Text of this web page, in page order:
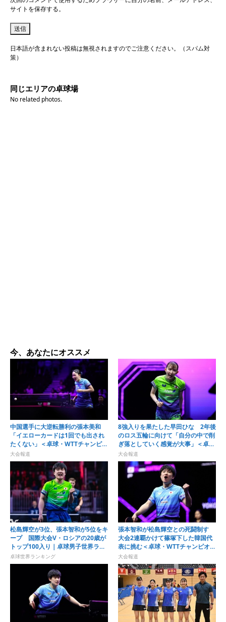
サイトを保存する。
日本語が含まれない投稿は無視されますのでご注意ください。（スパム対
策）
同じエリアの卓球場
No related photos.
今、あなたにオススメ
中国選手に大逆転勝利の張本美和
「イエローカードは1回でも出され
たくない」＜卓球・WTTチャンピオ
ンズ横浜2026＞
大会報道
8強入りを果たした早田ひな 2年後
のロス五輪に向けて「自分の中で削
ぎ落としていく感覚が大事」＜卓
球・WTTチャンピオンズ横浜2026
＞
大会報道
松島輝空が3位、張本智和が5位をキ
ープ 国際大会V・ロシアの20歳が
トップ100入り｜卓球男子世界ラン
キング（2026年第32週）
卓球世界ランキング
張本智和が松島輝空との死闘制す
大会2連覇かけて篠塚下した韓国代
表に挑む＜卓球・WTTチャンピオン
ズ横浜2026＞
大会報道